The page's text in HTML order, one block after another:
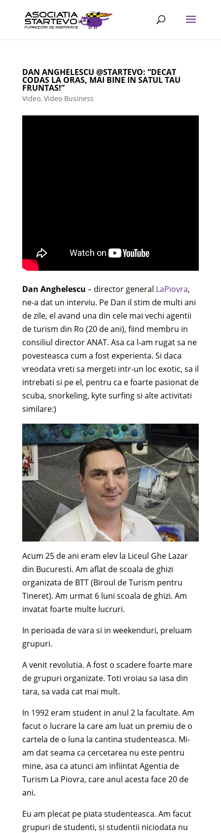
DAN ANGHELESCU @STARTEVO: “DECAT
CODAS LA ORAS, MAI BINE IN SATUL TAU
FRUNTAS!”
Video, Video Business
Dan Anghelescu – director general LaPiovra,
ne-a dat un interviu. Pe Dan il stim de multi ani
de zile, el avand una din cele mai vechi agentii
de turism din Ro (20 de ani), fiind membru in
consiliul director ANAT. Asa ca l-am rugat sa ne
povesteasca cum a fost experienta. Si daca
vreodata vreti sa mergeti intr-un loc exotic, sa il
intrebati si pe el, pentru ca e foarte pasionat de
scuba, snorkeling, kyte surfing si alte activitati
similare:)
Acum 25 de ani eram elev la Liceul Ghe Lazar
din Bucuresti. Am aflat de scoala de ghizi
organizata de BTT (Biroul de Turism pentru
Tineret). Am urmat 6 luni scoala de ghizi. Am
invatat foarte multe lucruri.
In perioada de vara si in weekenduri, preluam
grupuri.
A venit revolutia. A fost o scadere foarte mare
de grupuri organizate. Toti vroiau sa iasa din
tara, sa vada cat mai mult.
In 1992 eram student in anul 2 la facultate. Am
facut o lucrare la care am luat un premiu de o
cartela de o luna la cantina studenteasca. Mi-
am dat seama ca cercetarea nu este pentru
mine, asa ca atunci am infiintat Agentia de
Turism La Piovra, care anul acesta face 20 de
ani.
Eu am plecat pe piata studenteasca. Am facut
grupuri de studenti, si studentii niciodata nu